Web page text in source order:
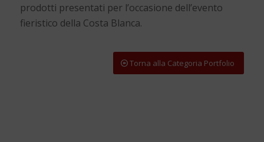
prodotti presentati per l’occasione dell’evento
fieristico della Costa Blanca.
Torna alla Categoria Portfolio